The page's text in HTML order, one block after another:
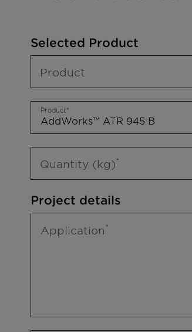
Selected Product
Product
Product
Quantity (kg)
Project details
Application